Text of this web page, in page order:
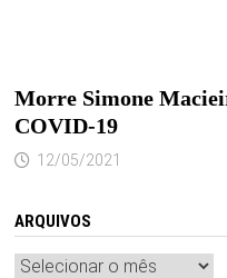
Morre Simone
COVID-19
12/05/2021
ARQUIVOS
Arquivos